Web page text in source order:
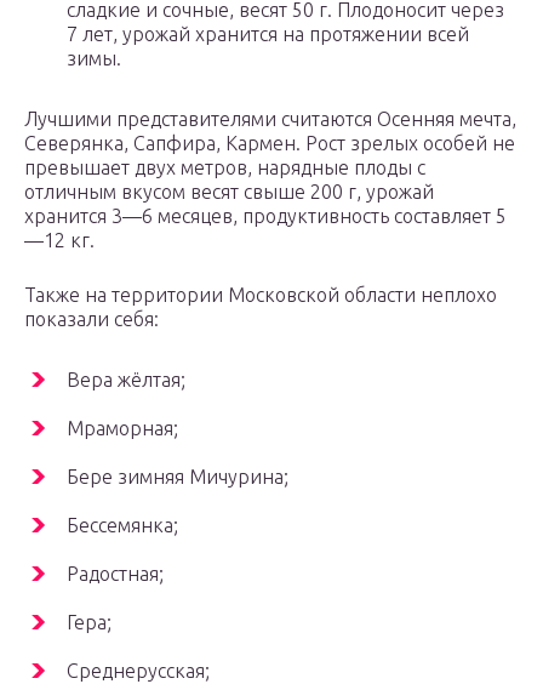
сладкие и сочные, весят 50 г. Плодоносит через
7 лет, урожай хранится на протяжении всей
зимы.
Лучшими представителями считаются Осенняя мечта,
Северянка, Сапфира, Кармен. Рост зрелых особей не
превышает двух метров, нарядные плоды с
отличным вкусом весят свыше 200 г, урожай
хранится 3—6 месяцев, продуктивность составляет 5
—12 кг.
Также на территории Московской области неплохо
показали себя:
Вера жёлтая;
Мраморная;
Бере зимняя Мичурина;
Бессемянка;
Радостная;
Гера;
Среднерусская;